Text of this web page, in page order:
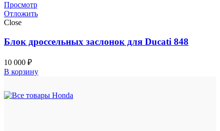
Просмотр
Отложить
Close
Блок дроссельных заслонок для Ducati 848
10 000 ₽
В корзину